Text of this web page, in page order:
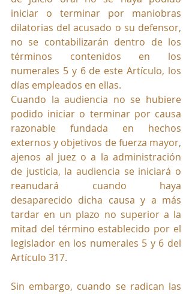
iniciar o terminar por maniobras
dilatorias del acusado o su defensor,
no se contabilizarán dentro de los
términos contenidos en los
numerales 5 y 6 de este Artículo, los
días empleados en ellas.
Cuando la audiencia no se hubiere
podido iniciar o terminar por causa
razonable fundada en hechos
externos y objetivos de fuerza mayor,
ajenos al juez o a la administración
de justicia, la audiencia se iniciará o
reanudará cuando haya
desaparecido dicha causa y a más
tardar en un plazo no superior a la
mitad del término establecido por el
legislador en los numerales 5 y 6 del
Artículo 317.
Sin embargo, cuando se radican las